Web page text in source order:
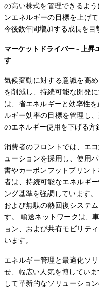
の高い株式を管理できるよ
ンエネルギーの目標を上げ
今後数年間増加する成長を目
マーケットドライバー - 上昇
す
気候変動に対する意識を高
を削減し、持続可能な開発
は、省エネルギーと効率性
ルギー効率の目標を管理し
のエネルギー使用を下げる方
消費者のフロントでは、エ
ューションを採用し、使用
書やカーボンフットプリン
者は、持続可能なエネルギ
ング基準を強調しています
および無駄の熱回復システ
す。 輸送ネットワークは、
ョン、および共有モビリテ
います。
エネルギー管理と最適化ソ
せ、幅広い人気を博してい
して革新的なソリューショ